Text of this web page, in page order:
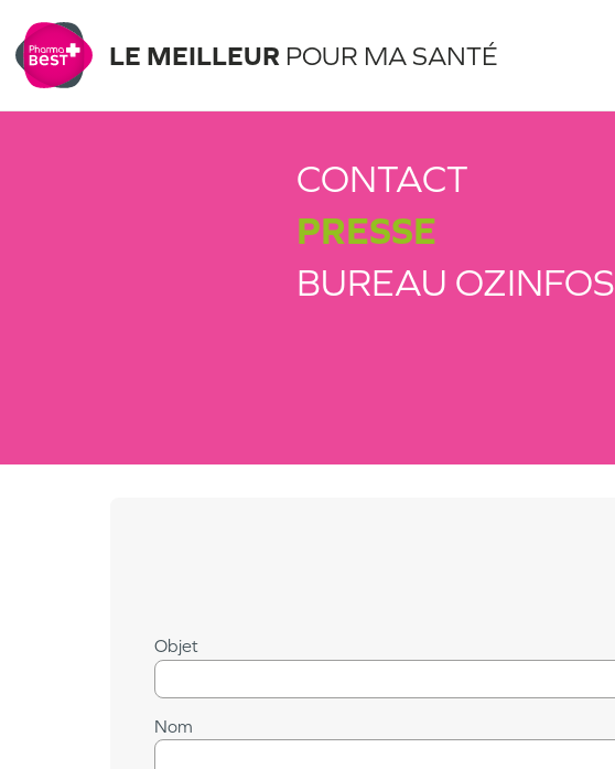
LE MEILLEUR POUR MA SANTÉ
CONTACT
PRESSE
BUREAU OZINFOS
Objet
Nom